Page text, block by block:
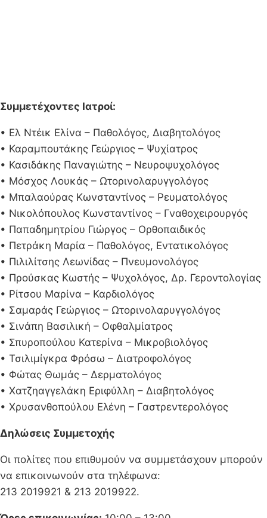
Συμμετέχοντες Ιατροί:
• Ελ Ντέικ Ελίνα – Παθολόγος, Διαβητολόγος
• Καραμπουτάκης Γεώργιος – Ψυχίατρος
• Κασιδάκης Παναγιώτης – Νευροψυχολόγος
• Μόσχος Λουκάς – Ωτορινολαρυγγολόγος
• Μπαλαούρας Κωνσταντίνος – Ρευματολόγος
• Νικολόπουλος Κωνσταντίνος – Γναθοχειρουργός
• Παπαδημητρίου Γιώργος – Ορθοπαιδικός
• Πετράκη Μαρία – Παθολόγος, Εντατικολόγος
• Πιλιλίτσης Λεωνίδας – Πνευμονολόγος
• Προύσκας Κωστής – Ψυχολόγος, Δρ. Γεροντολογίας
• Ρίτσου Μαρίνα – Καρδιολόγος
• Σαμαράς Γεώργιος – Ωτορινολαρυγγολόγος
• Σινάπη Βασιλική – Οφθαλμίατρος
• Σπυροπούλου Κατερίνα – Μικροβιολόγος
• Τσιλιμίγκρα Φρόσω – Διατροφολόγος
• Φώτας Θωμάς – Δερματολόγος
• Χατζηαγγελάκη Εριφύλλη – Διαβητολόγος
• Χρυσανθοπούλου Ελένη – Γαστρεντερολόγος
Δηλώσεις Συμμετοχής
Οι πολίτες που επιθυμούν να συμμετάσχουν μπορούν
να επικοινωνούν στα τηλέφωνα:
213 2019921 & 213 2019922.